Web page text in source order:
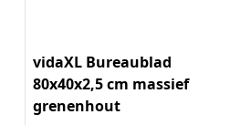
vidaXL Bureaublad
80x40x2,5 cm massief
grenenhout